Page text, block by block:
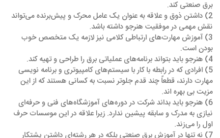
برق صنعتی کند.
2) داشتن ذوق و علاقه به عنوان یک عامل محرک و پیش‌برنده می‌تواند
نقش مهمی در موفقیت هنرجو داشته باشد.
3) آموزش مهارت‌های ارتباطی کلامی نیز لازمه یک متخصص خوب
بودن است.
4) هنرجو باید بتواند برنامه‌های عملیاتی برق را طراحی و تهیه کند.
5) افرادی که در رابطه با کار با سیستم‌های کامپیوتری و برنامه نویسی
مهارت دارند، قطعاً چند قدم جلوتر نسبت به کسانی هستند که از این
مزیت بی بهره اند.
6) هنرجو باید بداند شرکت در دوره‌های آموزشگاه‌های فنی و حرفه‌ای
نیازی به مدرک و سابقه پیشین ندارد. زیرا علاقه در این موسسات حرف
اول را می‌زند.
7) نه تنها در آموزش برق صنعتی بلکه در هر رشته‌ای داشتن پشتکار